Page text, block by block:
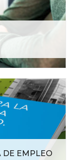
DE EMPLEO